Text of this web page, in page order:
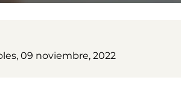
09 noviembre, 2022